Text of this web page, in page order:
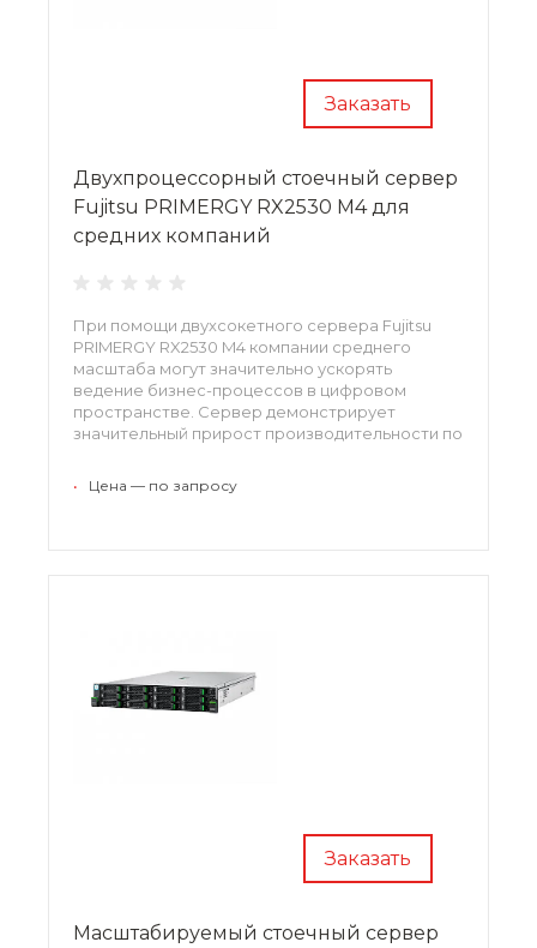
Заказать
Двухпроцессорный стоечный сервер
Fujitsu PRIMERGY RX2530 M4 для
средних компаний
При помощи двухсокетного сервера Fujitsu
PRIMERGY RX2530 M4 компании среднего
масштаба могут значительно ускорять
ведение бизнес-процессов в цифровом
пространстве. Сервер демонстрирует
значительный прирост производительности по
Xeon и оперативной памяти DDR4 объемом до
• Цена — по запросу
Заказать
Масштабируемый стоечный сервер